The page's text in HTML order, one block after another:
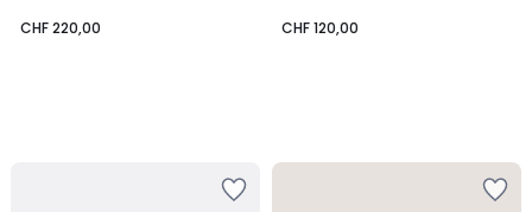
CHF 220,00
CHF 120,00